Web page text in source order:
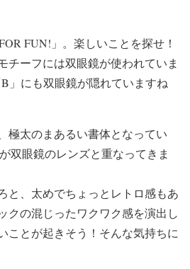
FUN!」。楽しいことを探せ！
チーフには双眼鏡が使われていま
」にも双眼鏡が隠れていますね
極太のまあるい書体となってい
双眼鏡のレンズと重なってきま
と、太めでちょっとレトロ感もあ
クの混じったワクワク感を演出し
ことが起きそう！そんな気持ちに